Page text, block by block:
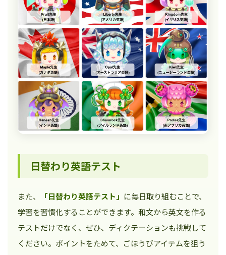
日替わり英語テスト
また、 「日替わり英語テスト」 に毎日取り組むことで、
学習を習慣化することができます。和文から英文を作る
テストだけでなく、ぜひ、ディクテーションも挑戦して
ください。ポイントをためて、ごほうびアイテムを狙う